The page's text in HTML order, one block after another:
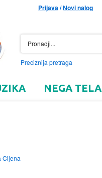
Prijava/Novi nalog
Preciznija pretraga
NEGA TELA
Cijena